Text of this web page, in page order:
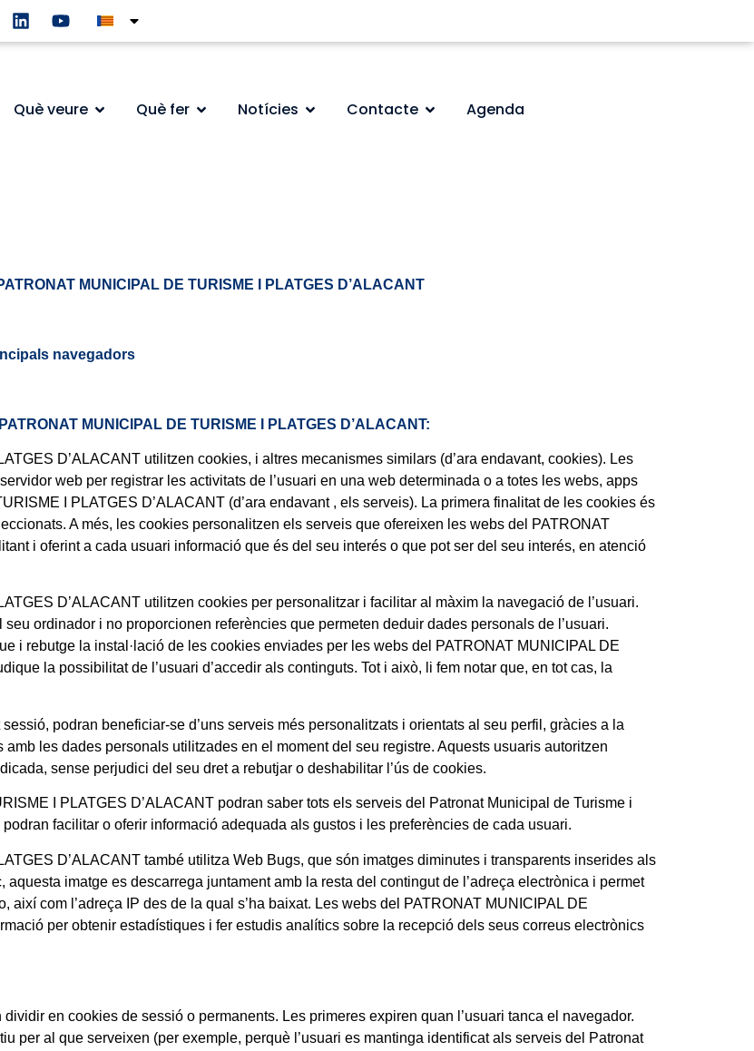
Què veure Què fer Notícies Contacte Agenda
MUNICIPAL DE TURISME I PLATGES D’ALACANT
navegadors
MUNICIPAL DE TURISME I PLATGES D’ALACANT:
D’ALACANT utilitzen cookies, i altres mecanismes similars (d’ara endavant, cookies). Les
web per registrar les activitats de l’usuari en una web determinada o a totes les webs, apps
I PLATGES D’ALACANT (d’ara endavant , els serveis). La primera finalitat de les cookies és
A més, les cookies personalitzen els serveis que ofereixen les webs del PATRONAT
i oferint a cada usuari informació que és del seu interés o que pot ser del seu interés, en atenció
D’ALACANT utilitzen cookies per personalitzar i facilitar al màxim la navegació de l’usuari.
ordinador i no proporcionen referències que permeten deduir dades personals de l’usuari.
i rebutge la instal·lació de les cookies enviades per les webs del PATRONAT MUNICIPAL DE
la possibilitat de l’usuari d’accedir als continguts. Tot i això, li fem notar que, en tot cas, la
podran beneficiar-se d’uns serveis més personalitzats i orientats al seu perfil, gràcies a la
les dades personals utilitzades en el moment del seu registre. Aquests usuaris autoritzen
sense perjudici del seu dret a rebutjar o deshabilitar l’ús de cookies.
I PLATGES D’ALACANT podran saber tots els serveis del Patronat Municipal de Turisme i
facilitar o oferir informació adequada als gustos i les preferències de cada usuari.
D’ALACANT també utilitza Web Bugs, que són imatges diminutes i transparents inserides als
imatge es descarrega juntament amb la resta del contingut de l’adreça electrònica i permet
com l’adreça IP des de la qual s’ha baixat. Les webs del PATRONAT MUNICIPAL DE
per obtenir estadístiques i fer estudis analítics sobre la recepció dels seus correus electrònics
en cookies de sessió o permanents. Les primeres expiren quan l’usuari tanca el navegador.
per al que serveixen (per exemple, perquè l’usuari es mantinga identificat als serveis del Patronat